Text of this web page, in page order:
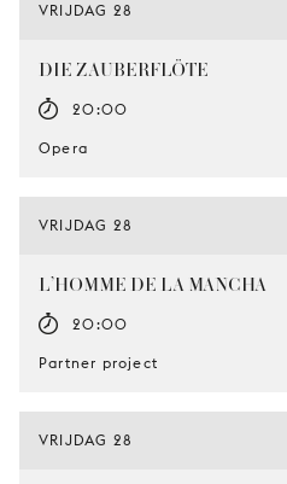
VRIJDAG 28
DIE ZAUBERFLÖTE
20:00
Opera
VRIJDAG 28
L’HOMME DE LA MANCHA
20:00
Partner project
VRIJDAG 28